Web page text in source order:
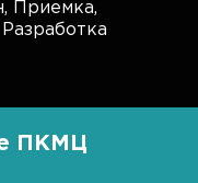
Приемка,
Разработка
ПКМЦ